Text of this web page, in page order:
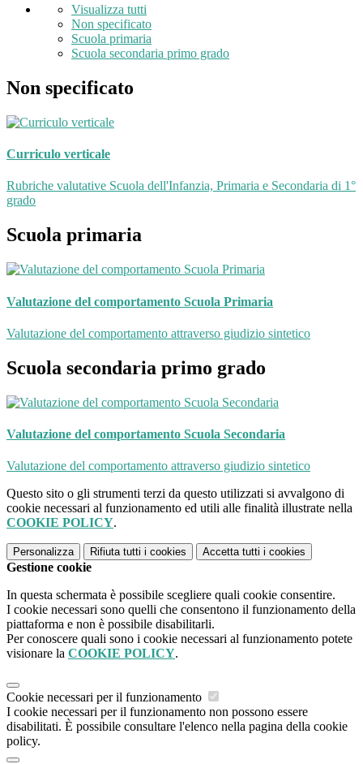
Visualizza tutti
Non specificato
Scuola primaria
Scuola secondaria primo grado
Non specificato
Curriculo verticale
Rubriche valutative Scuola dell'Infanzia, Primaria e Secondaria di 1°
grado
Scuola primaria
Valutazione del comportamento Scuola Primaria
Valutazione del comportamento attraverso giudizio sintetico
Scuola secondaria primo grado
Valutazione del comportamento Scuola Secondaria
Valutazione del comportamento attraverso giudizio sintetico
Questo sito o gli strumenti terzi da questo utilizzati si avvalgono di
cookie necessari al funzionamento ed utili alle finalità illustrate nella
COOKIE POLICY.
Personalizza Rifiuta tutti i cookies Accetta tutti i cookies
Gestione cookie
In questa schermata è possibile scegliere quali cookie consentire.
I cookie necessari sono quelli che consentono il funzionamento della
piattaforma e non è possibile disabilitarli.
Per conoscere quali sono i cookie necessari al funzionamento potete
visionare la COOKIE POLICY.
Cookie necessari per il funzionamento
I cookie necessari per il funzionamento non possono essere
disabilitati. È possibile consultare l'elenco nella pagina della cookie
policy.